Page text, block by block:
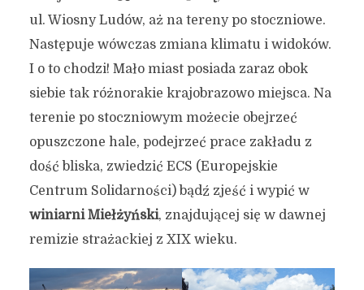
wg. czytelników bloga.
Wasza propozycja tras i
miejsc! (na podstawie
komentarzy)
6 lipca 2023
6 min czytania
Autor:Kamil Sulewski
ul. Wiosny Ludów, aż na tereny po stoczniowe.
Następuje wówczas zmiana klimatu i widoków.
I o to chodzi! Mało miast posiada zaraz obok
siebie tak różnorakie krajobrazowo miejsca. Na
terenie po stoczniowym możecie obejrzeć
opuszczone hale, podejrzeć prace zakładu z
dość bliska, zwiedzić ECS (Europejskie
Centrum Solidarności) bądź zjeść i wypić w
winiarni Miełżyński, znajdującej się w dawnej
remizie strażackiej z XIX wieku.